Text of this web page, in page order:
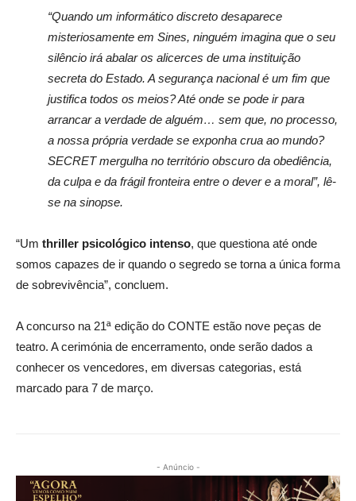
“Quando um informático discreto desaparece
misteriosamente em Sines, ninguém imagina que o seu
silêncio irá abalar os alicerces de uma instituição
secreta do Estado. A segurança nacional é um fim que
justifica todos os meios? Até onde se pode ir para
arrancar a verdade de alguém… sem que, no processo,
a nossa própria verdade se exponha crua ao mundo?
SECRET mergulha no território obscuro da obediência,
da culpa e da frágil fronteira entre o dever e a moral”, lê-
se na sinopse.
“Um thriller psicológico intenso, que questiona até onde
somos capazes de ir quando o segredo se torna a única forma
de sobrevivência”, concluem.
A concurso na 21ª edição do CONTE estão nove peças de
teatro. A cerimónia de encerramento, onde serão dados a
conhecer os vencedores, em diversas categorias, está
marcado para 7 de março.
- Anúncio -